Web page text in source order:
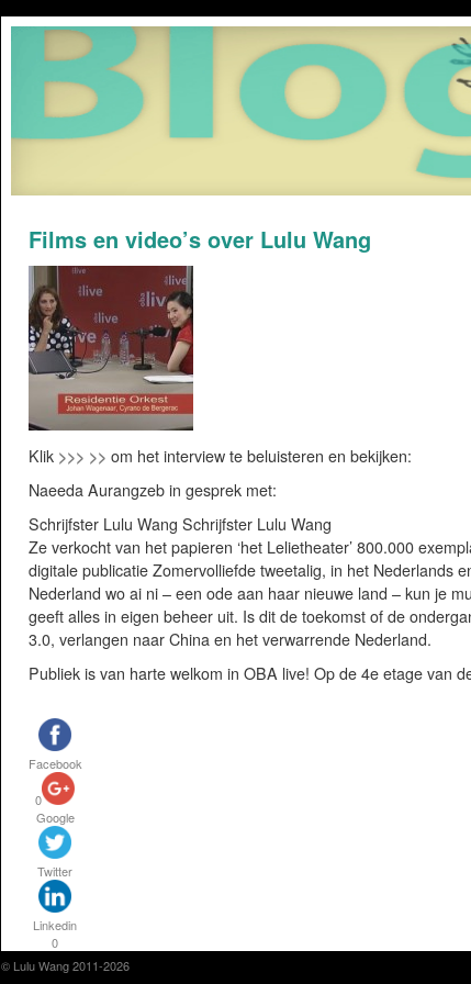
Films en video’s over Lulu Wang
Klik >>> >> om het interview te beluisteren en bekijken:
Naeeda Aurangzeb in gesprek met:
Schrijfster Lulu Wang Schrijfster Lulu Wang
Ze verkocht van het papieren ‘het Lelietheater’ 800.000
digitale publicatie Zomervolliefde tweetalig, in het Nederlands
Nederland wo ai ni – een ode aan haar nieuwe land – kun je
geeft alles in eigen beheer uit. Is dit de toekomst of de
3.0, verlangen naar China en het verwarrende Nederland.
Publiek is van harte welkom in OBA live! Op de 4e etage van
Facebook
0
Google
Twitter
Linkedin
0
© Lulu Wang 2011-2026